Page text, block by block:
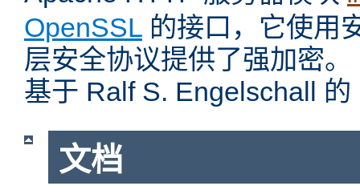
OpenSSL 的接口，它使用
层安全协议提供了强加密
基于 Ralf S. Engelschall
文档